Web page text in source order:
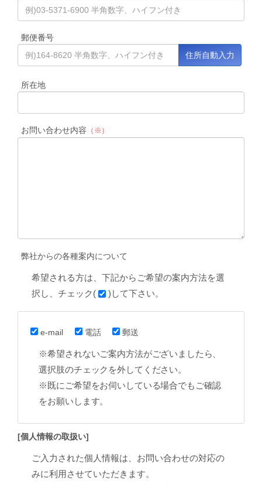
郵便番号
所在地
お問い合わせ内容 （※）
弊社からの各種案内について
希望される方は、下記からご希望の案内方法を選
択し、チェック(
)して下さい。
e-mail 電話 郵送
※希望されないご案内方法がございましたら、
選択肢のチェックを外してください。
※既にご希望をお伺いしている場合でもご確認
をお願いします。
[個人情報の取扱い]
ご入力された個人情報は、お問い合わせの対応の
みに利用させていただきます。